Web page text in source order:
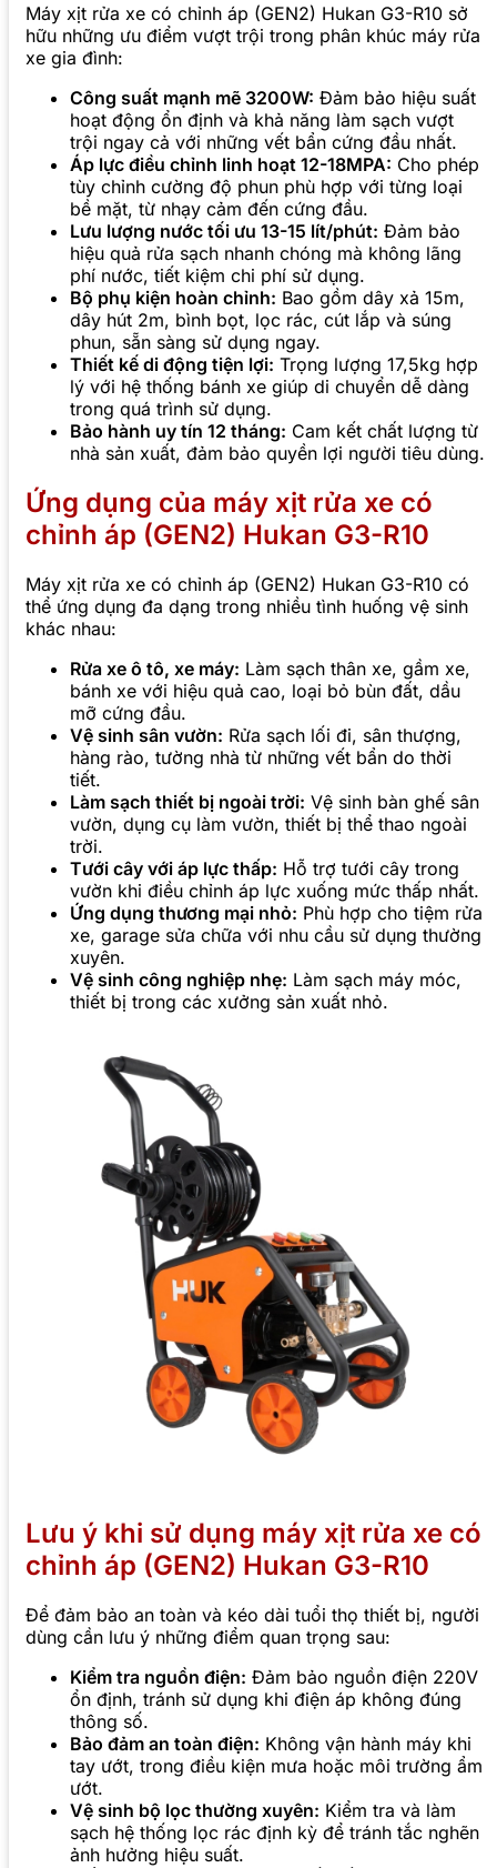
Máy xịt rửa xe có chỉnh áp (GEN2) Hukan G3-R10 sở
hữu những ưu điểm vượt trội trong phân khúc máy rửa
xe gia đình:
Công suất mạnh mẽ 3200W: Đảm bảo hiệu suất
hoạt động ổn định và khả năng làm sạch vượt
trội ngay cả với những vết bẩn cứng đầu nhất.
Áp lực điều chỉnh linh hoạt 12-18MPA: Cho phép
tùy chỉnh cường độ phun phù hợp với từng loại
bề mặt, từ nhạy cảm đến cứng đầu.
Lưu lượng nước tối ưu 13-15 lít/phút: Đảm bảo
hiệu quả rửa sạch nhanh chóng mà không lãng
phí nước, tiết kiệm chi phí sử dụng.
Bộ phụ kiện hoàn chỉnh: Bao gồm dây xả 15m,
dây hút 2m, bình bọt, lọc rác, cút lắp và súng
phun, sẵn sàng sử dụng ngay.
Thiết kế di động tiện lợi: Trọng lượng 17,5kg hợp
lý với hệ thống bánh xe giúp di chuyển dễ dàng
trong quá trình sử dụng.
Bảo hành uy tín 12 tháng: Cam kết chất lượng từ
nhà sản xuất, đảm bảo quyền lợi người tiêu dùng.
Ứng dụng của máy xịt rửa xe có
chỉnh áp (GEN2) Hukan G3-R10
Máy xịt rửa xe có chỉnh áp (GEN2) Hukan G3-R10 có
thể ứng dụng đa dạng trong nhiều tình huống vệ sinh
khác nhau:
Rửa xe ô tô, xe máy: Làm sạch thân xe, gầm xe,
bánh xe với hiệu quả cao, loại bỏ bùn đất, dầu
mỡ cứng đầu.
Vệ sinh sân vườn: Rửa sạch lối đi, sân thượng,
hàng rào, tường nhà từ những vết bẩn do thời
tiết.
Làm sạch thiết bị ngoài trời: Vệ sinh bàn ghế sân
vườn, dụng cụ làm vườn, thiết bị thể thao ngoài
trời.
Tưới cây với áp lực thấp: Hỗ trợ tưới cây trong
vườn khi điều chỉnh áp lực xuống mức thấp nhất.
Ứng dụng thương mại nhỏ: Phù hợp cho tiệm rửa
xe, garage sửa chữa với nhu cầu sử dụng thường
xuyên.
Vệ sinh công nghiệp nhẹ: Làm sạch máy móc,
thiết bị trong các xưởng sản xuất nhỏ.
Lưu ý khi sử dụng máy xịt rửa xe có
chỉnh áp (GEN2) Hukan G3-R10
Để đảm bảo an toàn và kéo dài tuổi thọ thiết bị, người
dùng cần lưu ý những điểm quan trọng sau:
Kiểm tra nguồn điện: Đảm bảo nguồn điện 220V
ổn định, tránh sử dụng khi điện áp không đúng
thông số.
Bảo đảm an toàn điện: Không vận hành máy khi
tay ướt, trong điều kiện mưa hoặc môi trường ẩm
ướt.
Vệ sinh bộ lọc thường xuyên: Kiểm tra và làm
sạch hệ thống lọc rác định kỳ để tránh tắc nghẽn
ảnh hưởng hiệu suất.